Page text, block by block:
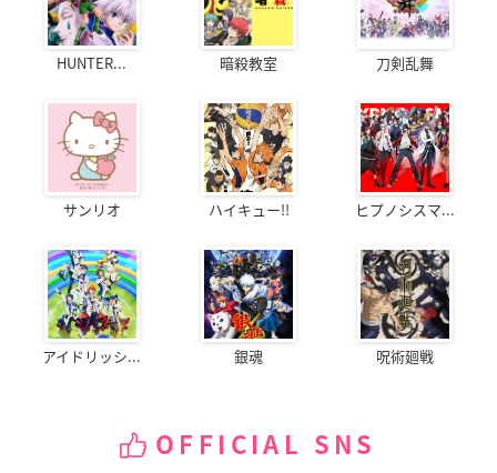
HUNTER... 暗殺教室 刀剣乱舞
サンリオ ハイキュー!! ヒプノシスマ...
アイドリッシ... 銀魂 呪術廻戦
OFFICIAL SNS